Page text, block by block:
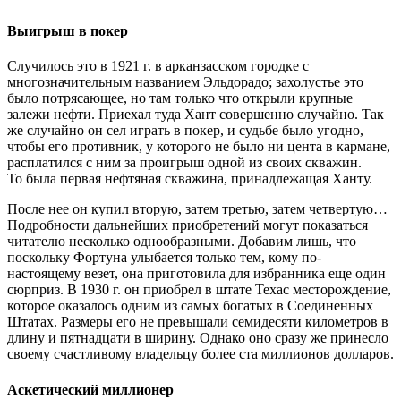
Выигрыш в покер
Случилось это в 1921 г. в арканзасском городке с
многозначительным названием Эльдорадо; захолустье это
было потрясающее, но там только что открыли крупные
залежи нефти. Приехал туда Хант совершенно случайно. Так
же случайно он сел играть в покер, и судьбе было угодно,
чтобы его противник, у которого не было ни цента в кармане,
расплатился с ним за проигрыш одной из своих скважин.
То была первая нефтяная скважина, принадлежащая Ханту.
После нее он купил вторую, затем третью, затем четвертую…
Подробности дальнейших приобретений могут показаться
читателю несколько однообразными. Добавим лишь, что
поскольку Фортуна улыбается только тем, кому по-
настоящему везет, она приготовила для избранника еще один
сюрприз. В 1930 г. он приобрел в штате Техас месторождение,
которое оказалось одним из самых богатых в Соединенных
Штатах. Размеры его не превышали семидесяти километров в
длину и пятнадцати в ширину. Однако оно сразу же принесло
своему счастливому владельцу более ста миллионов долларов.
Аскетический миллионер